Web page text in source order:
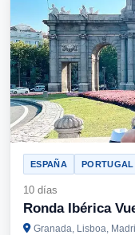
ESPAÑA PORTUGAL
10 días
Ronda Ibérica
Granada, Lisboa,